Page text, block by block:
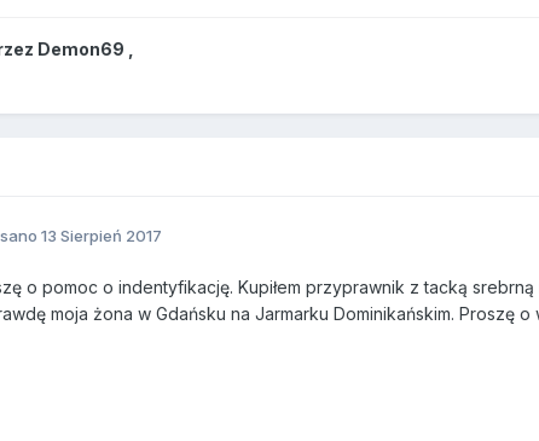
Demon69
13 Sierpień 2017
o pomoc o indentyfikację. Kupiłem przyprawnik z tacką
moja żona w Gdańsku na Jarmarku Dominikańskim. Proszę